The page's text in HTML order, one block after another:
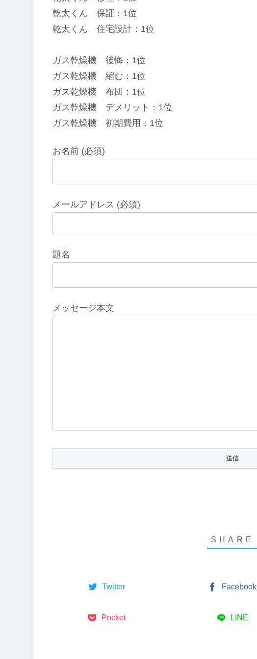
乾太くん 保証：1位
乾太くん 住宅設計：1位
ガス乾燥機 後悔：1位
ガス乾燥機 縮む：1位
ガス乾燥機 布団：1位
ガス乾燥機 デメリット：1位
ガス乾燥機 初期費用：1位
お名前 (必須)
メールアドレス (必須)
題名
メッセージ本文
Twitter Facebook
Pocket LINE